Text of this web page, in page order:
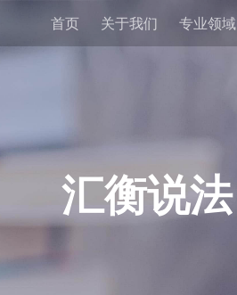
首页 关于我们 专业领域
汇衡说法